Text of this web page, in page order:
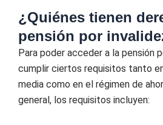
¿Quiénes tienen
pensión por
Para poder acceder a la pensión
cumplir ciertos requisitos tanto
media como en el régimen de
general, los requisitos incluyen: